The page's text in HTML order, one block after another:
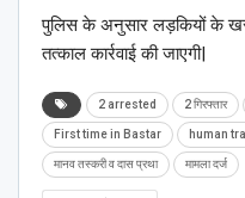
पुलिस के अनुसार लड़कियों के
तत्काल कार्रवाई की जाएगी|
2 arrested 2 गिरफ्तार
First time in Bastar human
मानव तस्करी व दास प्रथा मामला दर्ज